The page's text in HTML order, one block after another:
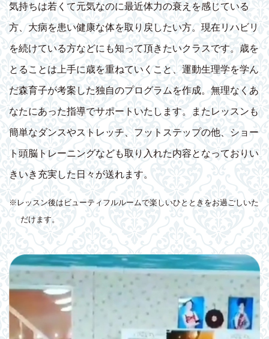
気持ちは若くて元気なのに最近体力の衰えを感じている
方、大病を患い健康な体を取り戻したい方。現在リハビリ
を続けている方などにも知って頂きたいクラスです。歳を
とることは上手に歳を重ねていくこと、運動生理学を学ん
だ森育子が考案した独自のプログラムを作成。無理なくあ
なたにあった指導でサポートいたします。またレッスンも
簡単なダンスやストレッチ、フットステップの他、ショー
ト頭脳トレーニングなども取り入れた内容となっておりい
きいき充実した日々が送れます。
※レッスン後はビューティフルルームで楽しいひとときをお過ごしいた
だけます。